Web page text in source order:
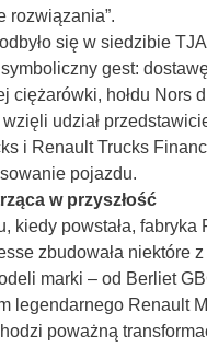
rozwiązania”.
się w siedzibie
gest:
ciężarówki, hołdu Nors
udział
i Renault Trucks
pojazdu.
w przyszłość
kiedy powstała, fabryka
zbudowała niektóre
marki – od Berliet
legendarnego Renault
poważną